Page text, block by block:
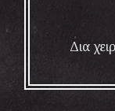
Δια